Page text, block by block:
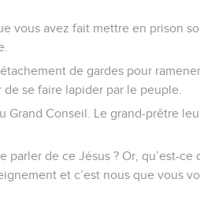
vous avez fait mettre en prison
de gardes pour
se faire lapider par le peuple.
Grand Conseil. Le grand-prêtre
de ce Jésus ? Or, qu’est-ce
et c’est nous que vous